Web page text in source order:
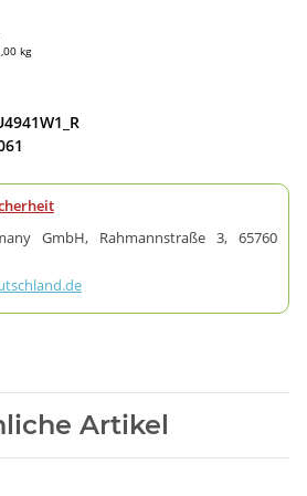
kg
GmbH, Rahmannstraße 3, 65760
Artikel